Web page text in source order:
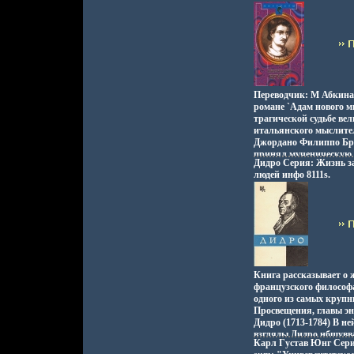
образования, на
исследования
портрет гуманиста
чешского Автор
Переводчик: М
романе `Адам нового
трагической судьбе
итальянского
Джордано Филиппо
принял мученическую
кострбшубче, но не
собственных
Линдсей Jack Lindsay.
Дидро Серия: Жизнь
людей инфо 8111s.
Книга рассказывает о
французского
одного из самых
Просвещения, главы
Дидро (1713-1784) В
взгляды Дидро
познание, общество,
Карл Густав Юнг